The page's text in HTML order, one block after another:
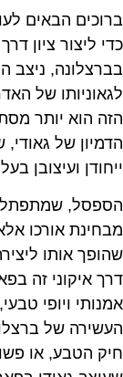
ברוכים הבאים
כדי ליצור ציון
בברצלונה, ניצב
לגאוניותו של
הזה הוא יותר
הדמיון של
ייחודן ועיצובן
הספסל, שמתפתל
מבחינת אורכו
שהופך אותו
דרך איקוני זה
אמנותי ויופי
העשירה של
חיק הטבע, או